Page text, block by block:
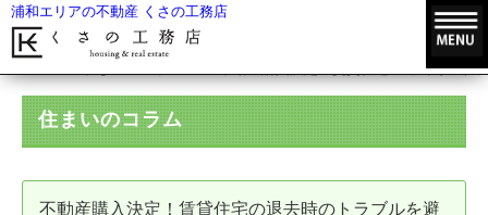
浦和エリアの不動産 くさの工務店
不動産購入決定！賃貸住宅の退去時のト
住まいのコラム
不動産購入決定！賃貸住宅の退去時のトラブルを避